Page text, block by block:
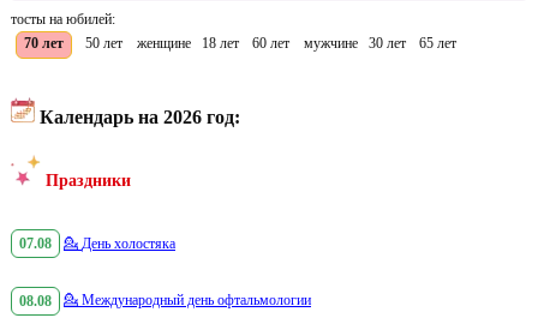
тосты на юбилей:
70 лет
50 лет женщине 18 лет 60 лет мужчине 30 лет 65 лет
Календарь на 2026 год:
Праздники
07.08 💁 День холостяка
08.08 💁 Международный день офтальмологии